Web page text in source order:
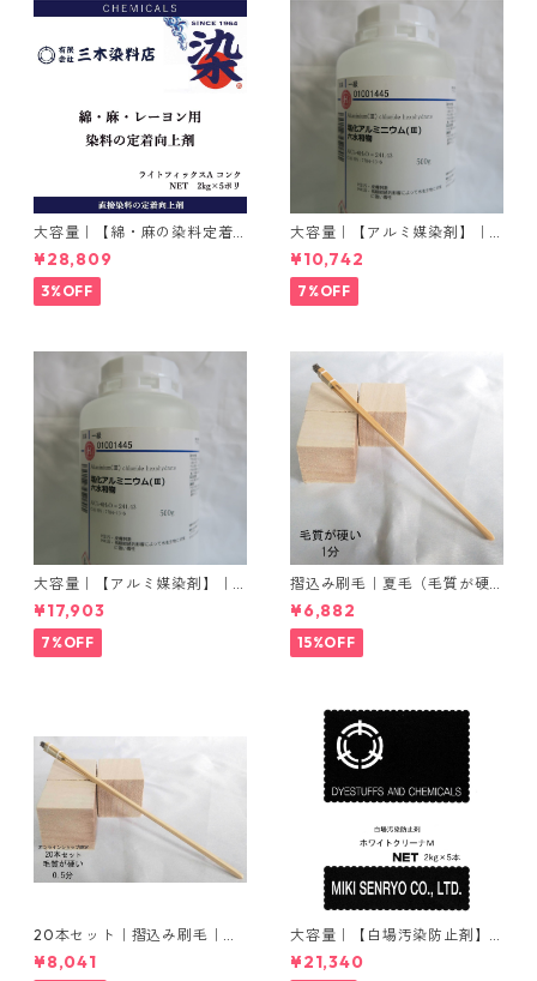
大容量｜【綿・麻の染料定着
向上剤】｜2kg×5本｜ライト
フィックスAコンク
¥28,809
3%OFF
大容量｜【アルミ媒染剤】｜5
00g−3本入り｜塩化アルミニ
ウム
¥10,742
7%OFF
大容量｜【アルミ媒染剤】｜5
00g−5本入り｜塩化アルミニ
ウム
¥17,903
7%OFF
摺込み刷毛｜夏毛（毛質が硬
い）1分｜16本入り＊1セット
¥6,882
15%OFF
20本セット｜摺込み刷毛｜夏
毛（毛質が硬い）0.5分
¥8,041
大容量｜【白場汚染防止剤】
｜2kg×5本｜ホワイトクリー
ナＭ
¥21,340